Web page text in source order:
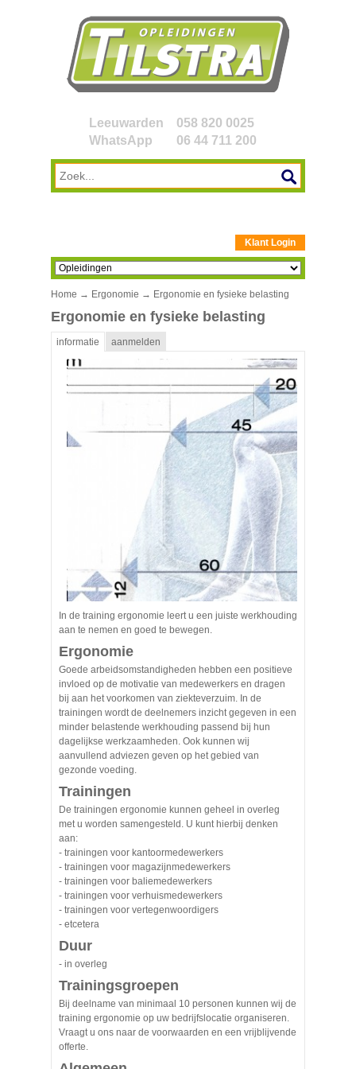
Leeuwarden
058 820 0025
WhatsApp
06 44 711 200
Klant Login
Home → Ergonomie → Ergonomie en fysieke belasting
Ergonomie en fysieke belasting
In de training ergonomie leert u een juiste werkhouding
aan te nemen en goed te bewegen.
Ergonomie
Goede arbeidsomstandigheden hebben een positieve
invloed op de motivatie van medewerkers en dragen
bij aan het voorkomen van ziekteverzuim. In de
trainingen wordt de deelnemers inzicht gegeven in een
minder belastende werkhouding passend bij hun
dagelijkse werkzaamheden. Ook kunnen wij
aanvullend adviezen geven op het gebied van
gezonde voeding.
Trainingen
De trainingen ergonomie kunnen geheel in overleg
met u worden samengesteld. U kunt hierbij denken
aan:
- trainingen voor kantoormedewerkers
- trainingen voor magazijnmedewerkers
- trainingen voor baliemedewerkers
- trainingen voor verhuismedewerkers
- trainingen voor vertegenwoordigers
- etcetera
Duur
- in overleg
Trainingsgroepen
Bij deelname van minimaal 10 personen kunnen wij de
training ergonomie op uw bedrijfslocatie organiseren.
Vraagt u ons naar de voorwaarden en een vrijblijvende
offerte.
informatie aanmelden